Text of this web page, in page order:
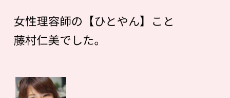
女性理容師の【ひとやん】こと
藤村仁美でした。